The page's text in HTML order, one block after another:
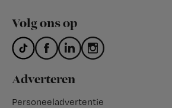
Volg ons op
Adverteren
Personeeladvertentie